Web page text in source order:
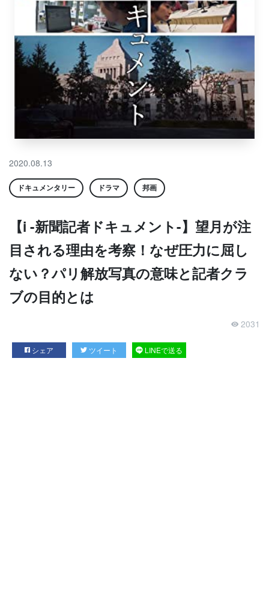
2020.08.13
ドキュメンタリー ドラマ 邦画
【i -新聞記者ドキュメント-】望月が注
目される理由を考察！なぜ圧力に屈し
ない？パリ解放写真の意味と記者クラ
ブの目的とは
2031
シェア ツイート LINEで送る